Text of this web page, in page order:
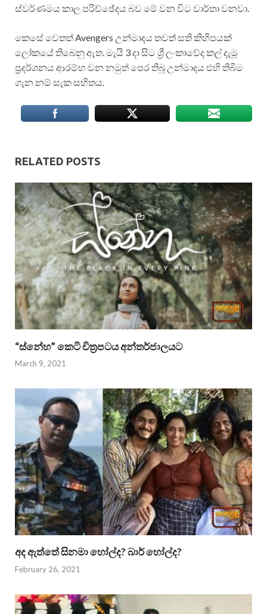
ස්වර්ණමය කාල පරිච්ඡේදය බව මේ වන විට වාර්තා වනවා.
කෙසේ වෙතත් Avengers උන්මාදය තවත් සති කිහිපයක්
ලෝකයේ තිබෙනු ඇත. මැයි 3 දා සිට ශ්‍රී ලංකාවේද කල් දැමූ
ප්‍රදර්ශනය ආරම්භ වන නමුත් පෙර තිබූ උන්මාදය එහි තිබීම
ගැන නම් සැක සහිතය.
RELATED POSTS
“ස්නේහ” කෙටි චිත්‍රපටය අන්තර්ජාලයට
March 9, 2021
අද ඇත්තේ සිනමා හෝල්ද? බාර් හෝල්ද?
February 26, 2021